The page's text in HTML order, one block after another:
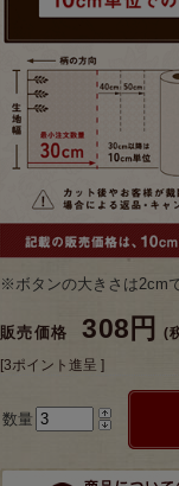
※ボタンの大きさは2cmで
販売価格 308円 (
[3ポイント進呈 ]
数量